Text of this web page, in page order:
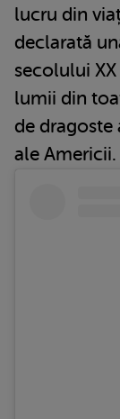
lucru din
declarată
secolului
lumii din
de dragoste
ale Americii.